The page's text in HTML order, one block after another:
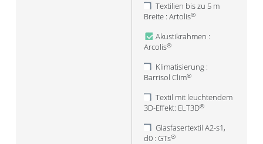
Textilien bis zu 5 m
Breite : Artolis®
Akustikrahmen :
Arcolis®
Klimatisierung :
Barrisol Clim®
Textil mit leuchtendem
3D-Effekt: ELT3D®
Glasfasertextil A2-s1,
d0 : GTs®